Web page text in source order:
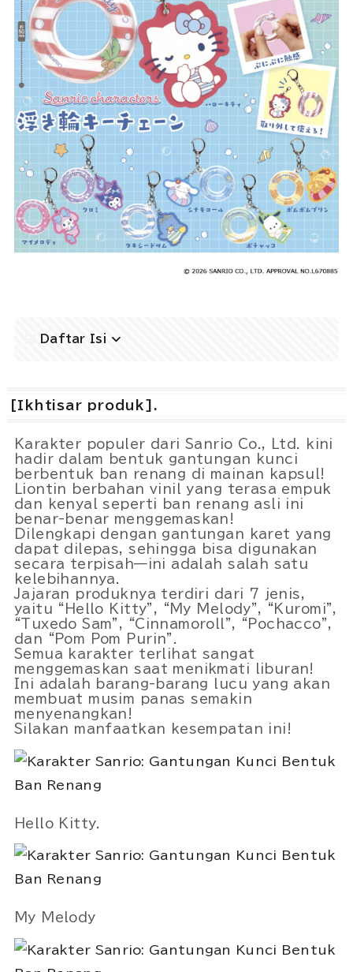
Daftar Isi
[Ikhtisar produk].
Karakter populer dari Sanrio Co., Ltd. kini
hadir dalam bentuk gantungan kunci
berbentuk ban renang di mainan kapsul!
Liontin berbahan vinil yang terasa empuk
dan kenyal seperti ban renang asli ini
benar-benar menggemaskan!
Dilengkapi dengan gantungan karet yang
dapat dilepas, sehingga bisa digunakan
secara terpisah—ini adalah salah satu
kelebihannya.
Jajaran produknya terdiri dari 7 jenis,
yaitu “Hello Kitty”, “My Melody”, “Kuromi”,
“Tuxedo Sam”, “Cinnamoroll”, “Pochacco”,
dan “Pom Pom Purin”.
Semua karakter terlihat sangat
menggemaskan saat menikmati liburan!
Ini adalah barang-barang lucu yang akan
membuat musim panas semakin
menyenangkan!
Silakan manfaatkan kesempatan ini!
Hello Kitty.
My Melody